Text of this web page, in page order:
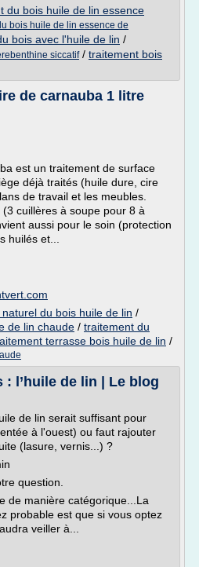
du bois huile de lin essence
bois huile de lin essence de
bois avec l'huile de lin /
siccatif/ traitement bois
de carnauba 1 litre
est un traitement de surface
déjà traités (huile dure, cire
de travail et les meubles.
cuillères à soupe pour 8 à
aussi pour le soin (protection
huilés et...
du bois huile de lin /
de lin chaude / traitement du
terrasse bois huile de lin /
l’huile de lin | Le blog
de lin serait suffisant pour
à l'ouest) ou faut rajouter
(lasure, vernis...) ?
question.
de manière catégorique...La
probable est que si vous optez
veiller à...